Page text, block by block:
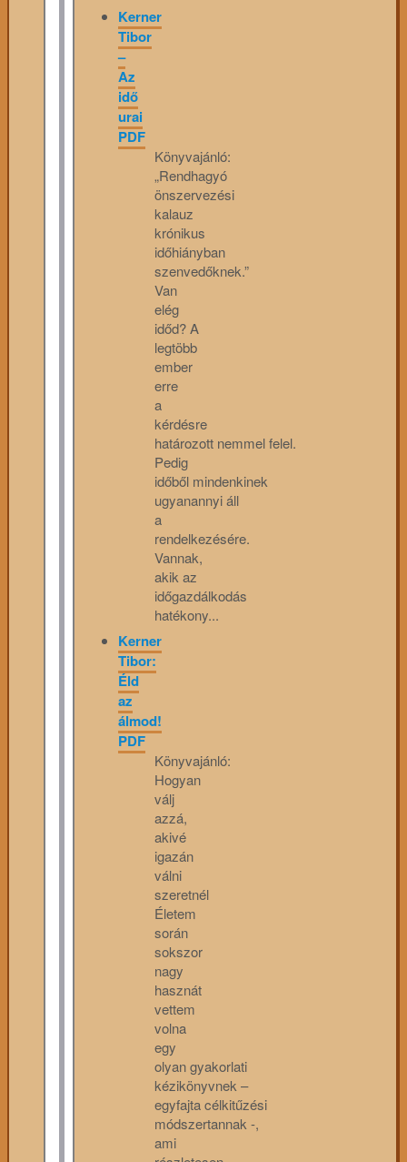
Kerner
Tibor
–
Az
idő
urai
PDF
Könyvajánló:
„Rendhagyó
önszervezési
kalauz
krónikus
időhiányban
szenvedőknek.”
Van
elég
időd? A
legtöbb
ember
erre
a
kérdésre
határozott nemmel felel.
Pedig
időből mindenkinek
ugyanannyi áll
a
rendelkezésére.
Vannak,
akik az
időgazdálkodás
hatékony...
Kerner
Tibor:
Éld
az
álmod!
PDF
Könyvajánló:
Hogyan
válj
azzá,
akivé
igazán
válni
szeretnél
Életem
során
sokszor
nagy
hasznát
vettem
volna
egy
olyan gyakorlati
kézikönyvnek –
egyfajta célkitűzési
módszertannak -,
ami